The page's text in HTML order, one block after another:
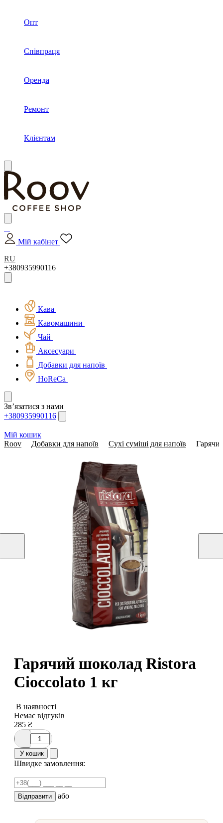
Опт
Співпраця
Оренда
Ремонт
Клієнтам
Мій кабінет
RU
+380935990116
Кава
Кавомашини
Чай
Аксесуари
Добавки для напоїв
HoReCa
Зв’язатися з нами
+380935990116
Мій кошик
Roov
Добавки для напоїв Сухі суміші для напоїв
Гарячий шоколад Ristora
Cioccolato 1 кг
В наявності
Немає відгуків
285 ₴
У кошик
Швидке замовлення:
Відправити або